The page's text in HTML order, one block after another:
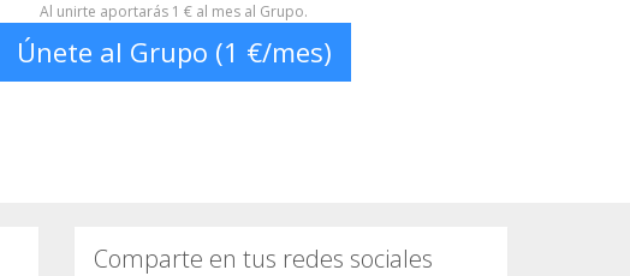
Al unirte aportarás 1 € al mes al Grupo.
Únete al Grupo (1 €/mes)
Comparte en tus redes sociales